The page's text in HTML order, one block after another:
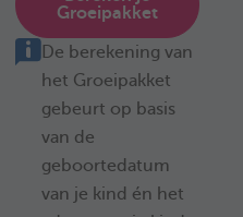
Groeipakket
De berekening van
het Groeipakket
gebeurt op basis
van de
geboortedatum
van je kind én het